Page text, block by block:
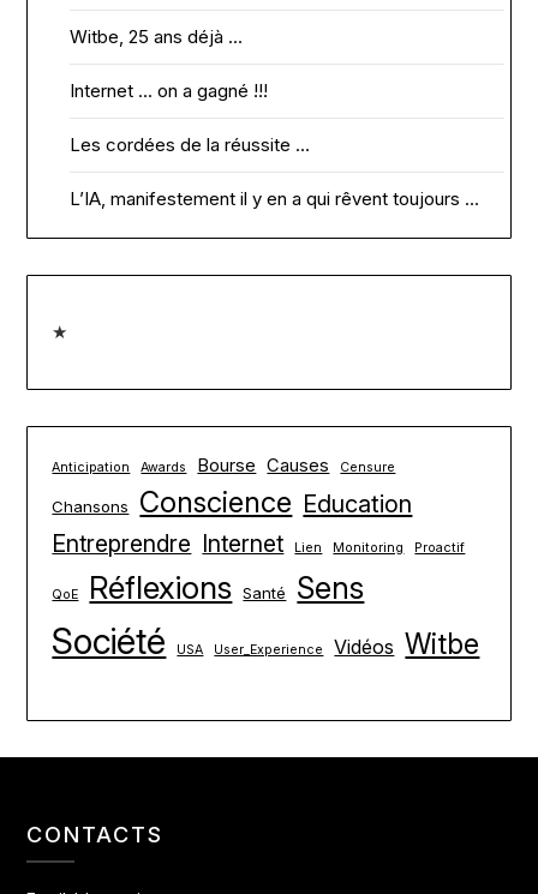
Witbe, 25 ans déjà …
Internet … on a gagné !!!
Les cordées de la réussite …
L’IA, manifestement il y en a qui rêvent toujours …
★
Anticipation Awards Bourse Causes Censure
Chansons Conscience Education
Entreprendre Internet Lien Monitoring Proactif
QoE Réflexions Santé Sens
Société USA User_Experience Vidéos Witbe
CONTACTS